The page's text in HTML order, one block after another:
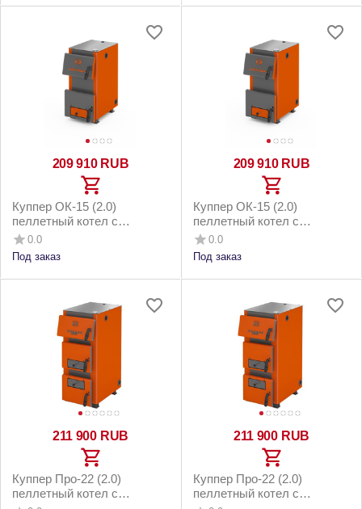
209 910 RUB
Куппер ОК-15 (2.0)
пеллетный котел с
горелкой 26 Комфорт 3.0 и
напольным бункером до
150м2
0.0
Под заказ
209 910 RUB
Куппер ОК-15 (2.0)
пеллетный котел с
горелкой 26 Комфорт 3.0 и
котельным бункером до
150м2
0.0
Под заказ
211 900 RUB
Куппер Про-22 (2.0)
пеллетный котел с
211 900 RUB
Куппер Про-22 (2.0)
пеллетный котел с